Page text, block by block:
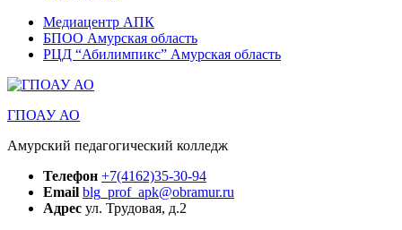
Медиацентр АПК
БПОО Амурская область
РЦД “Абилимпикс” Амурская область
ГПОАУ АО
Амурский педагогический колледж
Телефон +7(4162)35-30-94
Email blg_prof_apk@obramur.ru
Адрес ул. Трудовая, д.2